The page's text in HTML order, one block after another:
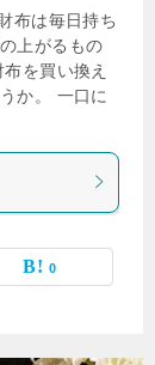
布は毎日持ち
上がるもの
を買い換え
か。 一口に
0